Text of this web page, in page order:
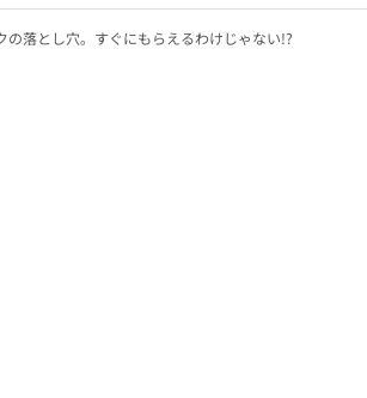
の落とし穴。すぐにもらえるわけじゃない!?